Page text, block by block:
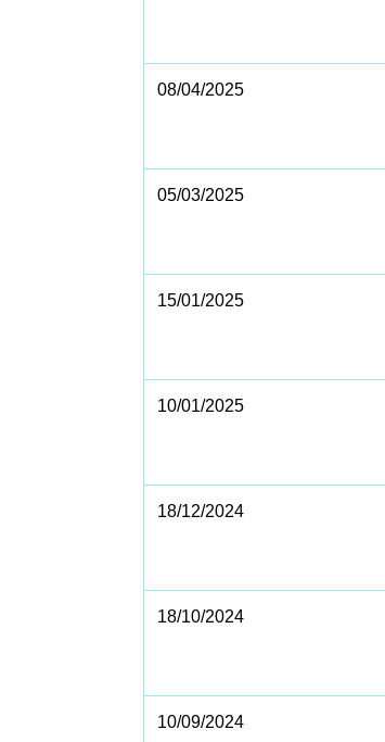
08/04/2025
05/03/2025
15/01/2025
10/01/2025
18/12/2024
18/10/2024
10/09/2024